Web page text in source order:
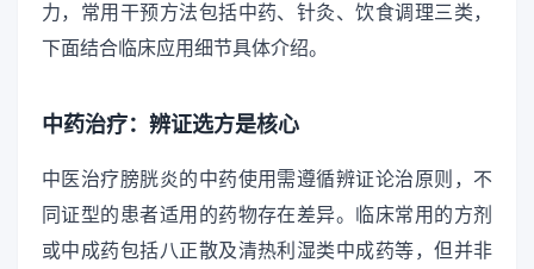
力，常用干预方法包括中药、针灸、饮食调理三类，
下面结合临床应用细节具体介绍。
中药治疗：辨证选方是核心
中医治疗膀胱炎的中药使用需遵循辨证论治原则，不
同证型的患者适用的药物存在差异。临床常用的方剂
或中成药包括八正散及清热利湿类中成药等，但并非